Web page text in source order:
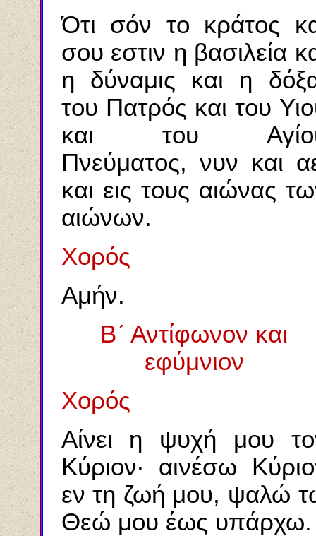
Ότι σόν το κράτος
σου εστιν η βασιλεία
η δύναμις και η
του Πατρός και του
και του
Πνεύματος, νυν και
και εις τους αιώνας
αιώνων.
Χορός
Αμήν.
Β´ Αντίφωνον και
εφύμνιον
Χορός
Αίνει η ψυχή μου
Κύριον· αινέσω
εν τη ζωή μου, ψαλώ
Θεώ μου έως υπάρχω.